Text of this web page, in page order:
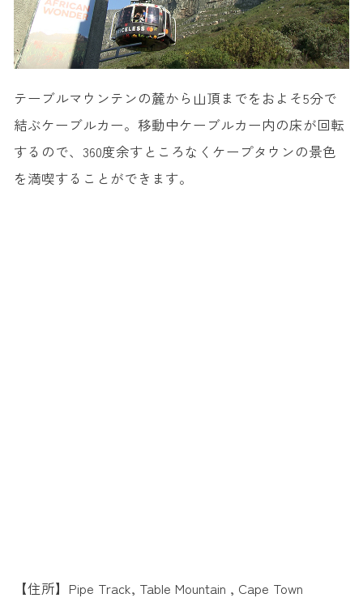
テーブルマウンテンの麓から山頂までをおよそ5分で
結ぶケーブルカー。移動中ケーブルカー内の床が回転
するので、360度余すところなくケープタウンの景色
を満喫することができます。
【住所】Pipe Track, Table Mountain , Cape Town